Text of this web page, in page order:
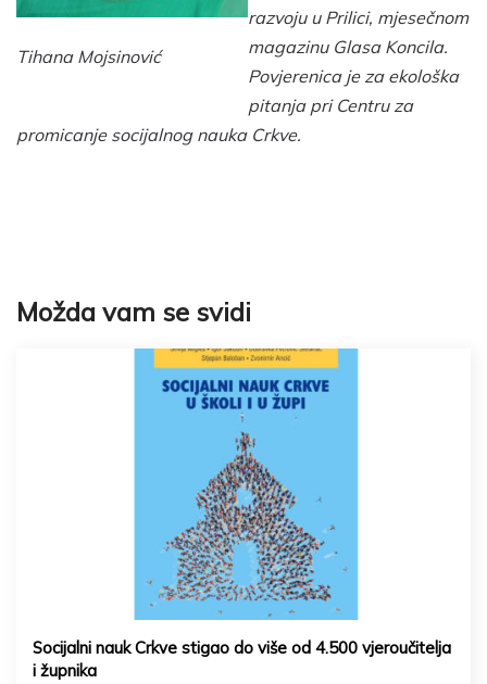
Tihana Mojsinović
razvoju u Prilici, mjesečnom
magazinu Glasa Koncila.
Povjerenica je za ekološka
pitanja pri Centru za
promicanje socijalnog nauka Crkve.
Možda vam se svidi
Socijalni nauk Crkve stigao do više od 4.500 vjeroučitelja
i župnika